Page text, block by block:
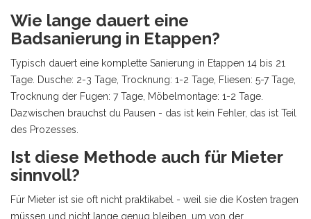
Wie lange dauert eine
Badsanierung in Etappen?
Typisch dauert eine komplette Sanierung in Etappen 14 bis 21
Tage. Dusche: 2-3 Tage, Trocknung: 1-2 Tage, Fliesen: 5-7 Tage,
Trocknung der Fugen: 7 Tage, Möbelmontage: 1-2 Tage.
Dazwischen brauchst du Pausen - das ist kein Fehler, das ist Teil
des Prozesses.
Ist diese Methode auch für Mieter
sinnvoll?
Für Mieter ist sie oft nicht praktikabel - weil sie die Kosten tragen
müssen und nicht lange genug bleiben, um von der